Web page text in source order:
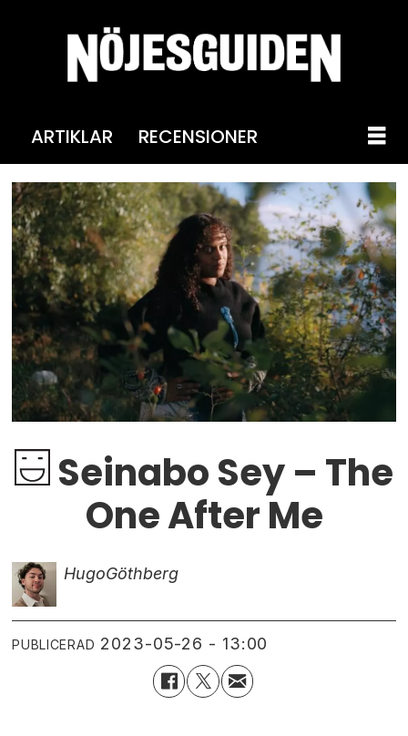
ARTIKLAR RECENSIONER
Seinabo Sey – The
One After Me
HugoGöthberg
PUBLICERAD 2023-05-26 - 13:00